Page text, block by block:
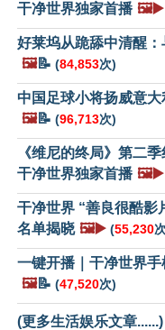
干净世界独家首播 🖼️▶️
好莱坞从跪舔中清醒
🖼️📝 (84,853次)
中国足球小将扬威意
🖼️📝 (96,713次)
《维尼的终局》第二
干净世界独家首播 🖼️▶️
干净世界 “善良很酷影
名单揭晓 🖼️▶️ (55,230
一键开播｜干净世界
🖼️📝 (47,520次)
(更多生活娱乐文章......)